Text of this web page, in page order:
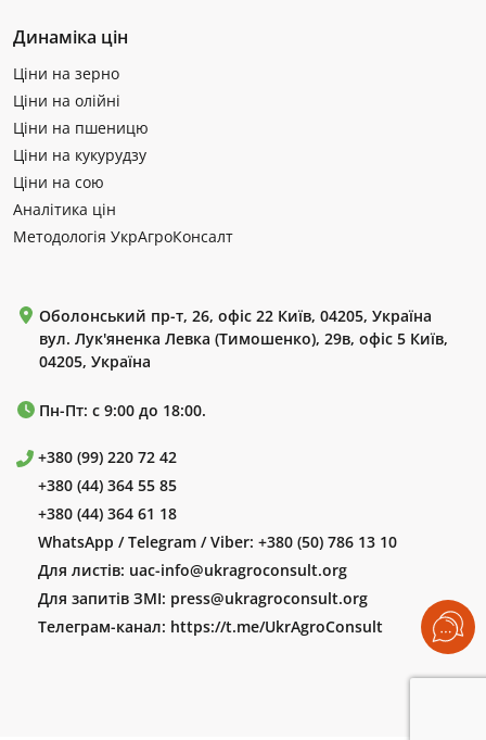
Динаміка цін
Ціни на зерно
Ціни на олійні
Ціни на пшеницю
Ціни на кукурудзу
Ціни на сою
Аналітика цін
Методологія УкрАгроКонсалт
Оболонський пр-т, 26, офіс 22 Київ, 04205, Україна
вул. Лук'яненка Левка (Тимошенко), 29в, офіс 5 Київ,
04205, Україна
Пн-Пт: с 9:00 до 18:00.
+380 (99) 220 72 42
+380 (44) 364 55 85
+380 (44) 364 61 18
WhatsApp / Telegram / Viber: +380 (50) 786 13 10
Для листів: uac-info@ukragroconsult.org
Для запитів ЗМІ: press@ukragroconsult.org
Телеграм-канал: https://t.me/UkrAgroConsult